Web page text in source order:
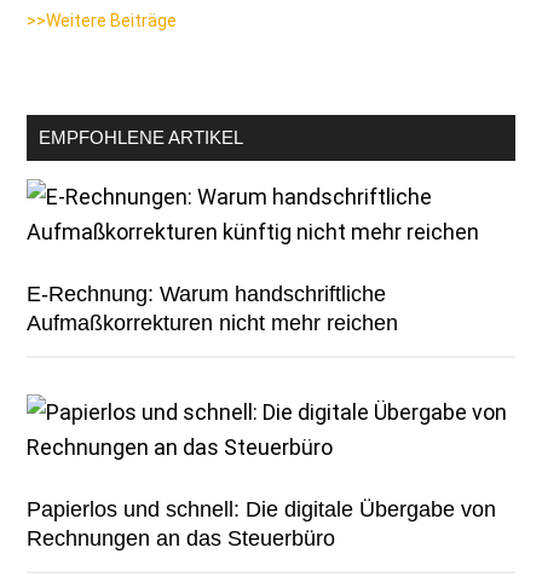
>>Weitere Beiträge
EMPFOHLENE ARTIKEL
E-Rechnung: Warum handschriftliche
Aufmaßkorrekturen nicht mehr reichen
Papierlos und schnell: Die digitale Übergabe von
Rechnungen an das Steuerbüro